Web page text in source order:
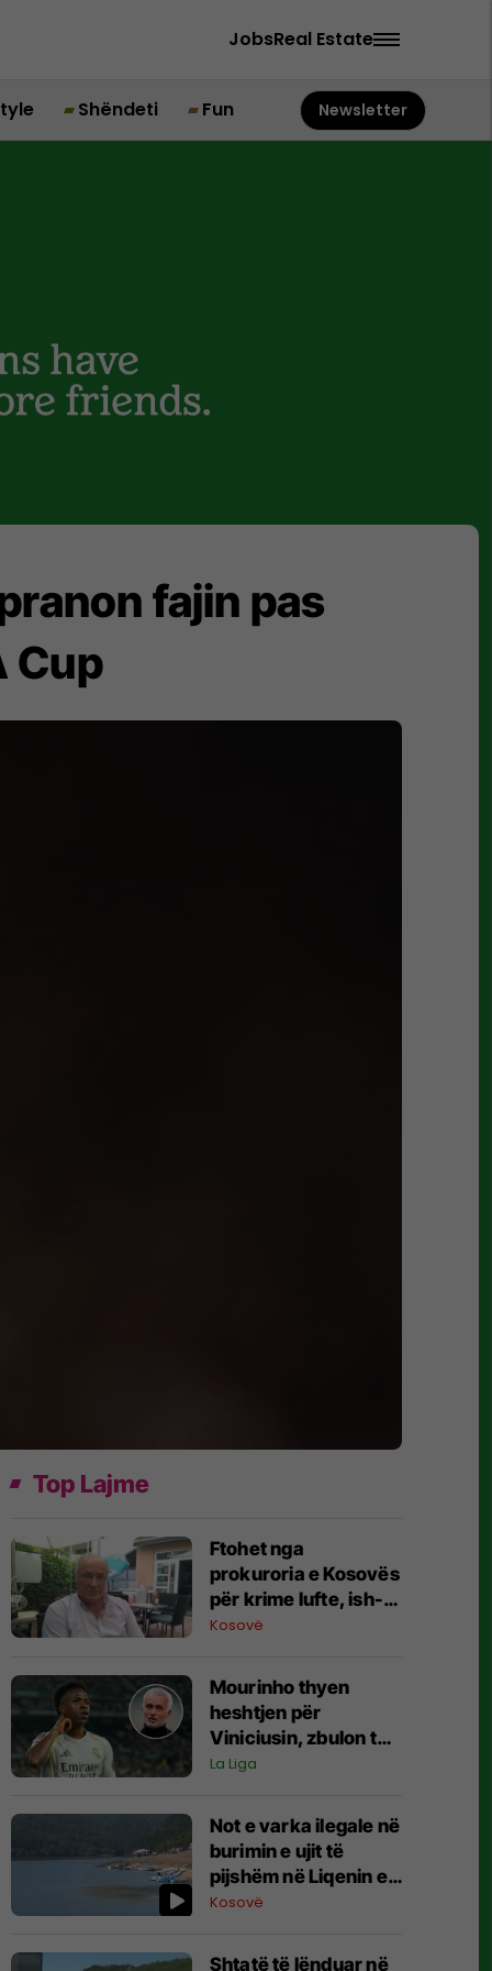
JobsReal Estate
Shëndeti Fun Newsletter
fajin pas
Cup
Top Lajme
Ftohet nga
prokuroria e Kosovës
për krime lufte, ish-
gjenerali serb thotë
në Beograd
Kosovë
Mourinho thyen
heshtjen për
Viniciusin, zbulon të
ardhmen e brazilianit
La Liga
Not e varka ilegale në
burimin e ujit të
pijshëm në Liqenin e
Batllavës
Kosovë
Shtatë të lënduar në